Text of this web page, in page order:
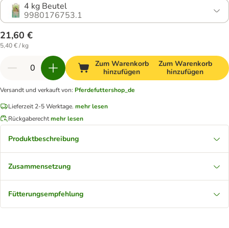
4 kg Beutel
9980176753.1
21,60 €
5,40 € / kg
Zum Warenkorb
hinzufügen
Zum Warenkorb
hinzufügen
Versandt und verkauft von: Pferdefuttershop_de
Lieferzeit 2-5 Werktage. mehr lesen
Rückgaberechtmehr lesen
Produktbeschreibung
Zusammensetzung
Fütterungsempfehlung